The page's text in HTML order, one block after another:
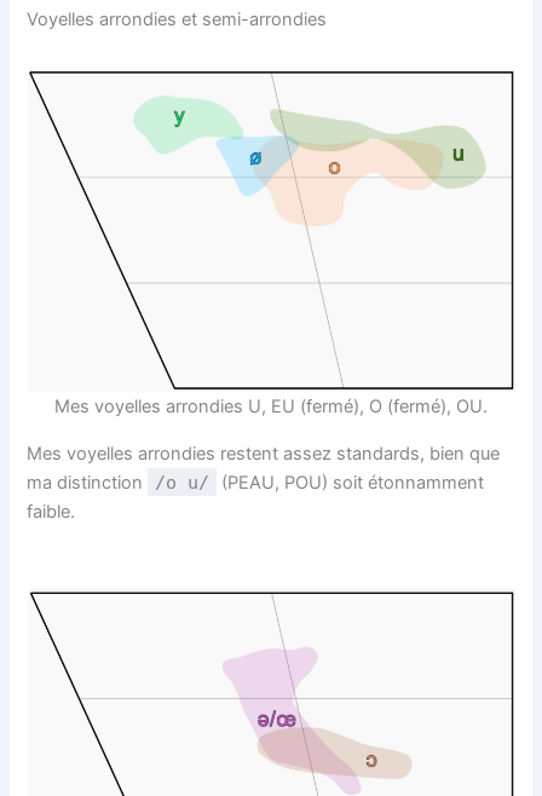
Voyelles arrondies et semi-arrondies
Mes voyelles arrondies U, EU (fermé), O (fermé), OU.
Mes voyelles arrondies restent assez standards, bien que
ma distinction
/o u/
(PEAU, POU) soit étonnamment
faible.